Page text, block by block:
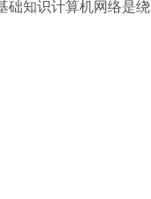
础知识计算机网络是绕